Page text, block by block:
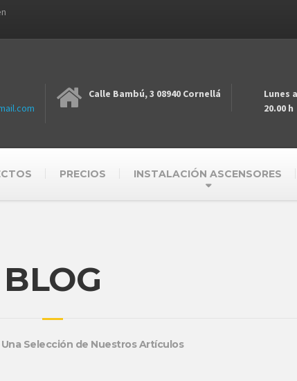
Calle Bambú, 3 08940 Cornellá
Lunes
20.00 h
PRECIOS INSTALACIÓN ASCENSORES
BLOG
Selección de Nuestros Artículos